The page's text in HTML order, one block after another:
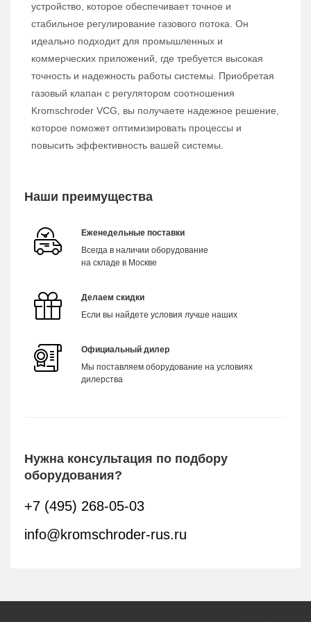
устройство, которое обеспечивает точное и
стабильное регулирование газового потока. Он
идеально подходит для промышленных и
коммерческих приложений, где требуется высокая
точность и надежность работы системы. Приобретая
газовый клапан с регулятором соотношения
Kromschroder VCG, вы получаете надежное решение,
которое поможет оптимизировать процессы и
повысить эффективность вашей системы.
Наши преимущества
Еженедельные поставки
Всегда в наличии оборудование
на складе в Москве
Делаем скидки
Если вы найдете условия лучше наших
Официальный дилер
Мы поставляем оборудование на условиях
дилерства
Нужна консультация по подбору
оборудования?
+7 (495) 268-05-03
info@kromschroder-rus.ru